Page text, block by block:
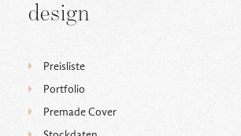
design
Preisliste
Portfolio
Premade Cover